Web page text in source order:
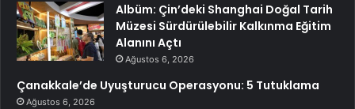
Albüm: Çin’deki Shanghai Doğal Tarih
Müzesi Sürdürülebilir Kalkınma Eğitim
Alanını Açtı
Ağustos 6, 2026
Çanakkale’de Uyuşturucu Operasyonu: 5 Tutuklama
Ağustos 6, 2026